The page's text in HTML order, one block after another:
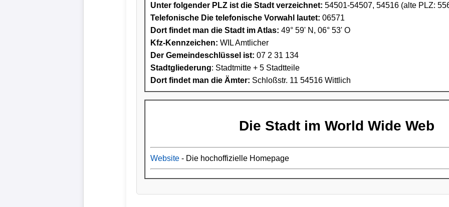
Unter folgender PLZ ist die Stadt verzeichnet: 54501-54507, 54516 (alte PLZ:
Telefonische Die telefonische Vorwahl lautet: 06571
Dort findet man die Stadt im Atlas: 49° 59' N, 06° 53' O
Kfz-Kennzeichen: WIL Amtlicher
Der Gemeindeschlüssel ist: 07 2 31 134
Stadtgliederung: Stadtmitte + 5 Stadtteile
Dort findet man die Ämter: Schloßstr. 11 54516 Wittlich
Die Stadt im World Wide Web
Website - Die hochoffizielle Homepage